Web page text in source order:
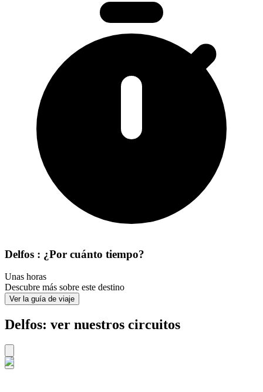
Delfos : ¿Por cuánto tiempo?
Unas horas
Descubre más sobre este destino
Ver la guía de viaje
Delfos: ver nuestros circuitos